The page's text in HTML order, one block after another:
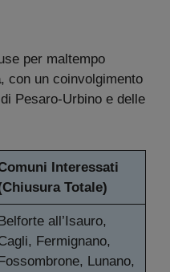
per maltempo
, con un coinvolgimento
Pesaro-Urbino e delle
Interessati
Totale)
all’Isauro,
Fermignano,
Lunano,